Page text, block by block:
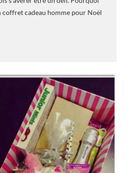
coffret cadeau homme pour Noël